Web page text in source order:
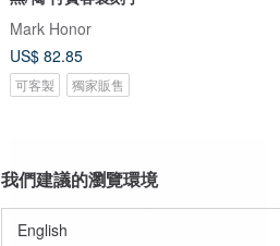
Mark Honor
US$ 82.85
可客製 獨家販售
我們建議的瀏覽環境